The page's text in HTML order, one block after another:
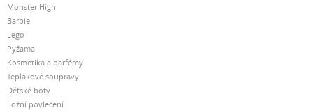
Monster High
Barbie
Lego
Pyžama
Kosmetika a parfémy
Teplákové soupravy
Dětské boty
Ložní povlečení